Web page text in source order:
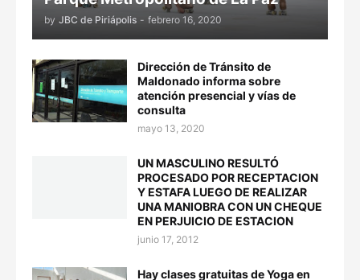
by JBC de Piriápolis - febrero 16, 2020
Dirección de Tránsito de
Maldonado informa sobre
atención presencial y vías de
consulta
mayo 13, 2020
UN MASCULINO RESULTÓ
PROCESADO POR RECEPTACION
Y ESTAFA LUEGO DE REALIZAR
UNA MANIOBRA CON UN CHEQUE
EN PERJUICIO DE ESTACION
junio 17, 2012
Hay clases gratuitas de Yoga en